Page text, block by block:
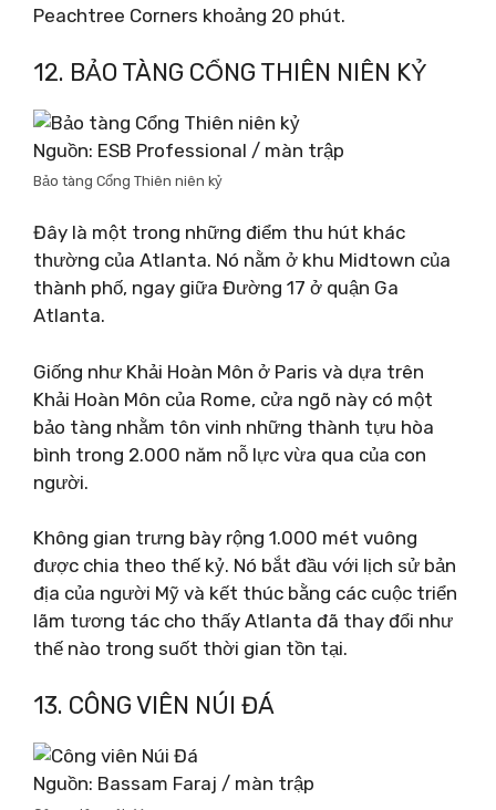
Peachtree Corners khoảng 20 phút.
12. BẢO TÀNG CỔNG THIÊN NIÊN KỶ
Nguồn: ESB Professional / màn trập
Bảo tàng Cổng Thiên niên kỷ
Đây là một trong những điểm thu hút khác
thường của Atlanta. Nó nằm ở khu Midtown của
thành phố, ngay giữa Đường 17 ở quận Ga
Atlanta.
Giống như Khải Hoàn Môn ở Paris và dựa trên
Khải Hoàn Môn của Rome, cửa ngõ này có một
bảo tàng nhằm tôn vinh những thành tựu hòa
bình trong 2.000 năm nỗ lực vừa qua của con
người.
Không gian trưng bày rộng 1.000 mét vuông
được chia theo thế kỷ. Nó bắt đầu với lịch sử bản
địa của người Mỹ và kết thúc bằng các cuộc triển
lãm tương tác cho thấy Atlanta đã thay đổi như
thế nào trong suốt thời gian tồn tại.
13. CÔNG VIÊN NÚI ĐÁ
Nguồn: Bassam Faraj / màn trập